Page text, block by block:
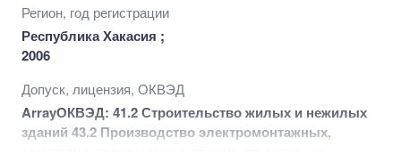
Регион, год регистрации
Республика Хакасия ;
2006
Допуск, лицензия, ОКВЭД
ArrayОКВЭД: 41.2 Строительство жилых и нежилых
зданий 43.2 Производство электромонтажных,